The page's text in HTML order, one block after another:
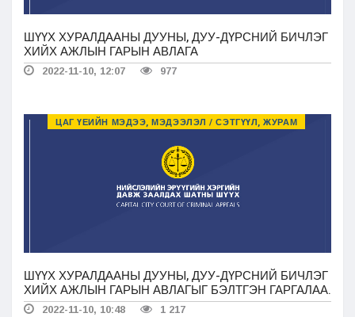
ШҮҮХ ХУРАЛДААНЫ ДУУНЫ, ДУУ-ДҮРСНИЙ БИЧЛЭГ
ХИЙХ АЖЛЫН ГАРЫН АВЛАГА
2022-11-10, 12:07 977
ЦАГ ҮЕИЙН МЭДЭЭ, МЭДЭЭЛЭЛ / СЭТГҮҮЛ, ЖУРАМ
ШҮҮХ ХУРАЛДААНЫ ДУУНЫ, ДУУ-ДҮРСНИЙ БИЧЛЭГ
ХИЙХ АЖЛЫН ГАРЫН АВЛАГЫГ БЭЛТГЭН ГАРГАЛАА.
2022-11-10, 10:48 1 217